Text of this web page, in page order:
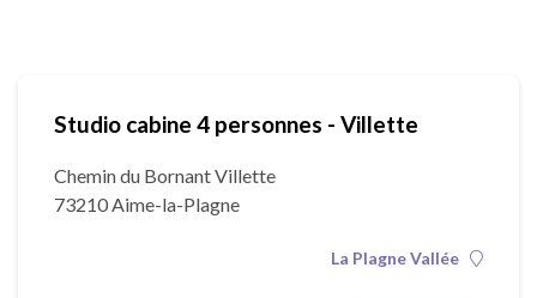
Studio cabine 4 personnes - Villette
Chemin du Bornant Villette
73210 Aime-la-Plagne
La Plagne Vallée